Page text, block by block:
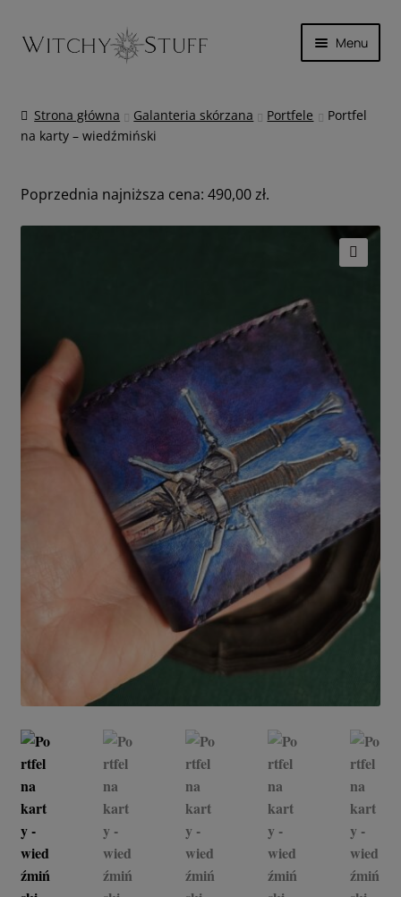
Przejdź
do
Przejdź
do
Menu
MAGICZNIE
INNE
WYPRZEDAŻ
Strona główna Galanteria skórzana Portfele
Portfel
na karty – wiedźmiński
Poprzednia najniższa cena: 490,00zł.